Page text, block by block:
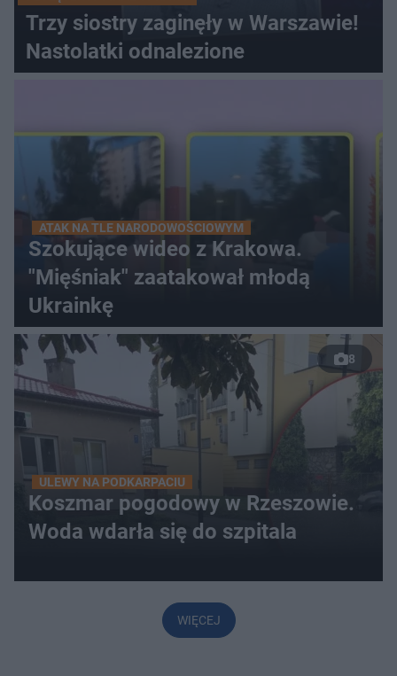
Trzy siostry zaginęły w Warszawie!
Nastolatki odnalezione
ATAK NA TLE NARODOWOŚCIOWYM
Szokujące wideo z Krakowa.
"Mięśniak" zaatakował młodą
Ukrainkę
8
ULEWY NA PODKARPACIU
Koszmar pogodowy w Rzeszowie.
Woda wdarła się do szpitala
WIĘCEJ